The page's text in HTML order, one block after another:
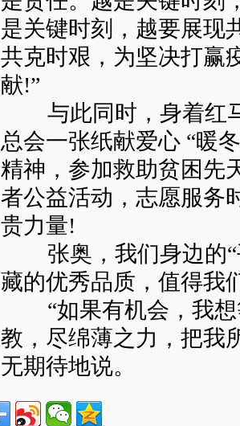
是关键时刻，越要展现
共克时艰，为坚决打赢
献!”
与此同时，身着红马
总会一张纸献爱心 “暖
精神，参加救助贫困先
者公益活动，志愿服务
贵力量!
张奥，我们身边的“
藏的优秀品质，值得我
“如果有机会，我想
教，尽绵薄之力，把我
无期待地说。